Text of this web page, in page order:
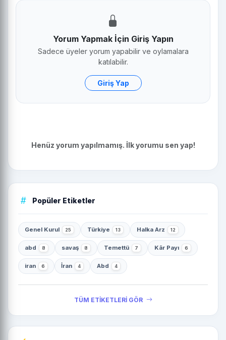
Yorum Yapmak İçin Giriş Yapın
Sadece üyeler yorum yapabilir ve oylamalara
katılabilir.
Giriş Yap
Henüz yorum yapılmamış. İlk yorumu sen yap!
Popüler Etiketler
Genel Kurul 25 Türkiye 13 Halka Arz 12
abd 8 savaş 8 Temettü 7 Kâr Payı 6
iran 6 İran 4 Abd 4
TÜM ETİKETLERİ GÖR